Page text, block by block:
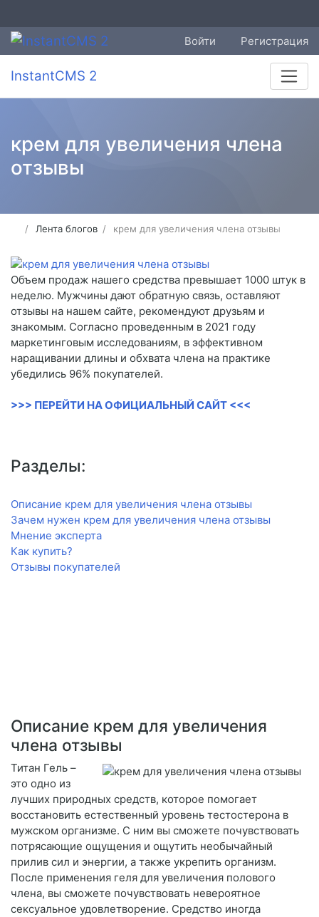
Войти Регистрация
InstantCMS 2
крем для увеличения члена
отзывы
Лента блогов крем для увеличения члена отзывы
Объем продаж нашего средства превышает 1000 штук в
неделю. Мужчины дают обратную связь, оставляют
отзывы на нашем сайте, рекомендуют друзьям и
знакомым. Согласно проведенным в 2021 году
маркетинговым исследованиям, в эффективном
наращивании длины и обхвата члена на практике
убедились 96% покупателей.
>>> ПЕРЕЙТИ НА ОФИЦИАЛЬНЫЙ САЙТ <<<
Разделы:
Описание крем для увеличения члена отзывы
Зачем нужен крем для увеличения члена отзывы
Мнение эксперта
Как купить?
Отзывы покупателей
Описание крем для увеличения
члена отзывы
Титан Гель –
это одно из
лучших природных средств, которое помогает
восстановить естественный уровень тестостерона в
мужском организме. С ним вы сможете почувствовать
потрясающие ощущения и ощутить необычайный
прилив сил и энергии, а также укрепить организм.
После применения геля для увеличения полового
члена, вы сможете почувствовать невероятное
сексуальное удовлетворение. Средство иногда